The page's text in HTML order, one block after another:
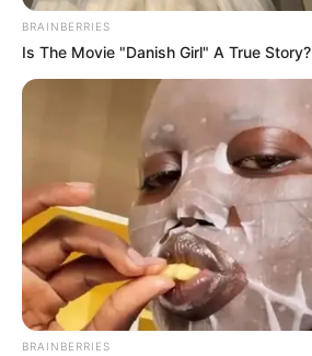
BRAINBERRIES
Is The Movie "Danish Girl" A True Story?
BRAINBERRIES